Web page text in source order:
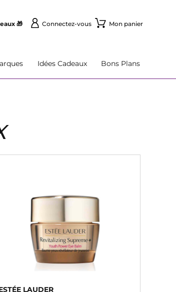
🎁 Connectez-vous Mon panier
Idées Cadeaux Bons Plans
LAUDER